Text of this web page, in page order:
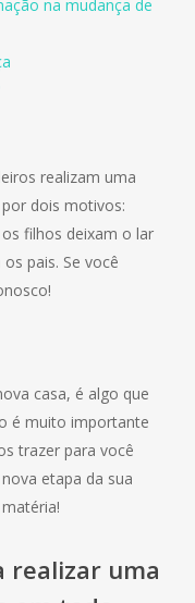
na mudança de
realizam uma
dois motivos:
filhos deixam o lar
pais. Se você
casa, é algo que
é muito importante
trazer para você
etapa da sua
realizar uma